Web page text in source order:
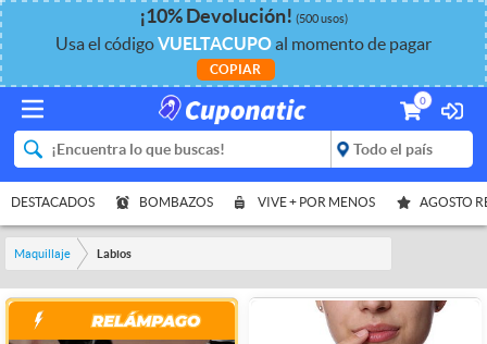
¡10%Devolución! (500 usos)
Usa el códigoVUELTACUPOal momento de pagar
COPIAR
0
DESTACADOS BOMBAZOS VIVE + POR MENOS AGOSTO
Maquillaje Labios